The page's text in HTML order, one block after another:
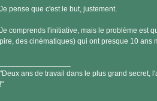
pense que c'est le but, justement.
comprends l'initiative, mais le problème est
des cinématiques) qui ont presque 10 ans
ans de travail dans le plus grand secret,